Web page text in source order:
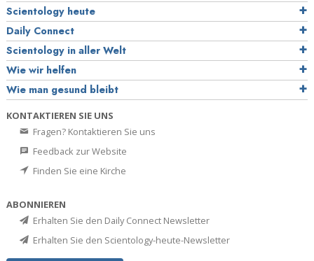
Scientology heute
Daily Connect
Scientology in aller Welt
Wie wir helfen
Wie man gesund bleibt
KONTAKTIEREN SIE UNS
Fragen? Kontaktieren Sie uns
Feedback zur Website
Finden Sie eine Kirche
ABONNIEREN
Erhalten Sie den Daily Connect Newsletter
Erhalten Sie den Scientology-heute-Newsletter